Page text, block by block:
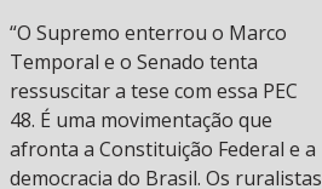
“O Supremo enterrou o Marco
Temporal e o Senado tenta
ressuscitar a tese com essa PEC
48. É uma movimentação que
afronta a Constituição Federal e a
democracia do Brasil. Os ruralistas